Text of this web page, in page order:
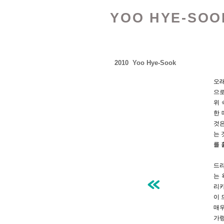
YOO HYE-
2010 Yoo Hye-Sook
오
으
위
한
것
는
를
드
는
리
이
매
가